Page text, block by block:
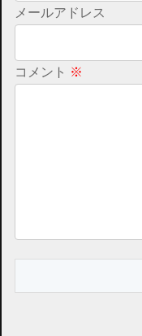
メールアドレス
コメント ※